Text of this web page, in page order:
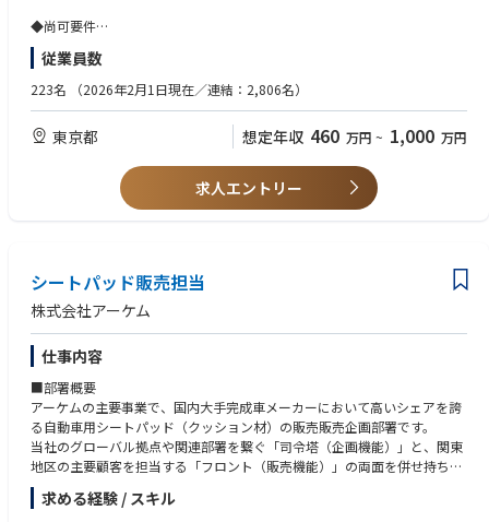
ターゲット市場・分野を再定義し、顧客の課題を解決する提案を行う
躍
◆将来的な業務期待
入社直後は、既存の産業用化成品（自動車資材、OA機器資材、寝具・生活
用品など）の販売・企画担当として、製品知識や商流、各部署と連携する
その後は、本人の適性や志向に応じて以下のようなキャリアパスが想定さ
ーゲット市場・分野の再定義」を行い、中期経営計画の策定や予実管理な
ど、事業全体の舵取りを行う
2. 新規事業・新用途開発のプロジェクトリーダー
ポリウレタンフォームの「配合」「製造」「加工」技術を組み合わせたソ
の事業化を牽引する
◆出張
海外 短期出張 2回/年、1～2週間程度
◆リモートワーク
週2～3回は可能 ※週2～3回は出社
◆尚可要件
・AI、DXなどのIT関連スキル
・自動車、家電業界経験または前述業界向けの業務経験者
・TOEIC600点以上、ビジネスレベルでの英語の使用経験
≪部署からのメッセージ≫
アーケムの持続的成長に向け失敗を恐れず、斬新なアイデア出し、挑戦を
したいという方からのエントリーをお待ちしています！
従業員数
223名 （2026年2月1日現在／連結：2,806名）
東京都 想定年収 460 万円 ~ 1,000 万円
求人エントリー
シートパッド販売担当
株式会社アーケム
仕事内容
■部署概要
アーケムの主要事業で、国内大手完成車メーカーにおいて高いシェアを誇
る自動車用シートパッド（クッション材）の販売販売企画部署です。
当社のグローバル拠点や関連部署を繋ぐ「司令塔（企画機能）」と、関東
地区の主要顧客を担当する「フロント（販売機能）」の両面を併せ持ち、
シートパッド事業の要となる組織です。
求める経験 / スキル